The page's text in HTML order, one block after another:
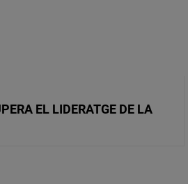
EL LIDERATGE DE LA